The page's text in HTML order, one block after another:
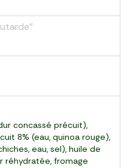
concassé précuit),
8% (eau, quinoa rouge),
eau, sel), huile de
réhydratée, fromage